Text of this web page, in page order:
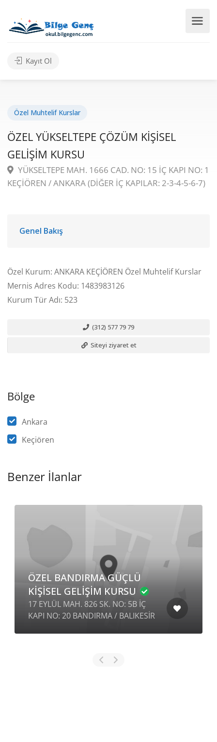
Kayıt Ol
Özel Muhtelif Kurslar
ÖZEL YÜKSELTEPE ÇÖZÜM KİŞİSEL
GELİŞİM KURSU
YÜKSELTEPE MAH. 1666 CAD. NO: 15 İÇ KAPI NO: 1
KEÇİÖREN / ANKARA (DİĞER İÇ KAPILAR: 2-3-4-5-6-7)
Genel Bakış
Özel Kurum: ANKARA KEÇİÖREN Özel Muhtelif Kurslar
Mernis Adres Kodu: 1483983126
Kurum Tür Adı: 523
(312) 577 79 79
Siteyi ziyaret et
Bölge
Ankara
Keçiören
Benzer İlanlar
ÖZEL BANDIRMA GÜÇLÜ
KİŞİSEL GELİŞİM KURSU
17 EYLÜL MAH. 826 SK. NO: 5B İÇ
KAPI NO: 20 BANDIRMA / BALIKESİR